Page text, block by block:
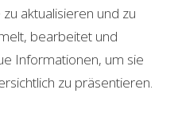
aktualisieren und zu
bearbeitet und
Informationen, um sie
zu präsentieren.